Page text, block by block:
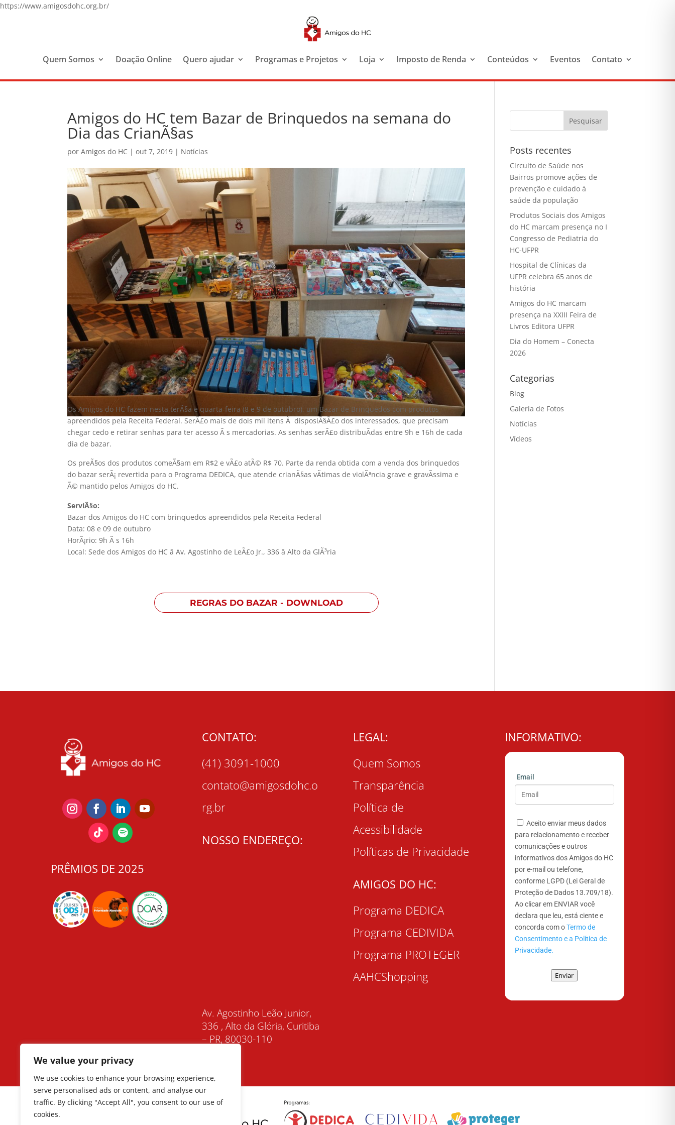
We value your privacy
We use cookies to enhance your browsing experience,
serve personalised ads or content, and analyse our
traffic. By clicking "Accept All", you consent to our use of
cookies.
https://www.amigosdohc.org.br/
Quem Somos Doação Online Quero ajudar Programas e Projetos Loja Imposto de Renda Conteúdos Eventos Contato
Amigos do HC tem Bazar de Brinquedos na semana do
Dia das CrianÃ§as
porAmigos do HC |out 7, 2019 | Notícias
Os Amigos do HC fazem nesta terÃ§a e quarta-feira (8 e 9 de outubro), um Bazar de Brinquedos com produtos
apreendidos pela Receita Federal. SerÃ£o mais de dois mil itens Ã disposiÃ§Ã£o dos interessados, que precisam
chegar cedo e retirar senhas para ter acesso Ã s mercadorias. As senhas serÃ£o distribuÃ­das entre 9h e 16h de cada
dia de bazar.
Os preÃ§os dos produtos comeÃ§am em R$2 e vÃ£o atÃ© R$ 70. Parte da renda obtida com a venda dos brinquedos
do bazar serÃ¡ revertida para o Programa DEDICA, que atende crianÃ§as vÃ­timas de violÃªncia grave e gravÃ­ssima e
Ã© mantido pelos Amigos do HC.
ServiÃ§o:
Bazar dos Amigos do HC com brinquedos apreendidos pela Receita Federal
Data: 08 e 09 de outubro
HorÃ¡rio: 9h Ã s 16h
Local: Sede dos Amigos do HC â Av. Agostinho de LeÃ£o Jr., 336 â Alto da GlÃ³ria
REGRAS DO BAZAR - DOWNLOAD
Posts recentes
Circuito de Saúde nos
Bairros promove ações de
prevenção e cuidado à
saúde da população
Produtos Sociais dos Amigos
do HC marcam presença no I
Congresso de Pediatria do
HC-UFPR
Hospital de Clínicas da
UFPR celebra 65 anos de
história
Amigos do HC marcam
presença na XXIII Feira de
Livros Editora UFPR
Dia do Homem – Conecta
2026
Categorias
Blog
Galeria de Fotos
Notícias
Vídeos
PRÊMIOS DE 2025
CONTATO:
(41) 3091-1000
contato@amigosdohc.o
rg.br
NOSSO ENDEREÇO:
Av. Agostinho Leão Junior,
336 , Alto da Glória, Curitiba
– PR, 80030-110
LEGAL:
Quem Somos
Transparência
Política de
Acessibilidade
Políticas de Privacidade
AMIGOS DO HC:
Programa DEDICA
Programa CEDIVIDA
Programa PROTEGER
AAHCShopping
INFORMATIVO:
Email
Aceito enviar meus dados
para relacionamento e receber
comunicações e outros
informativos dos Amigos do HC
por e-mail ou telefone,
conforme LGPD (Lei Geral de
Proteção de Dados 13.709/18).
Ao clicar em ENVIAR você
declara que leu, está ciente e
concorda com oTermo de
Consentimento e a Política de
Privacidade.
Enviar